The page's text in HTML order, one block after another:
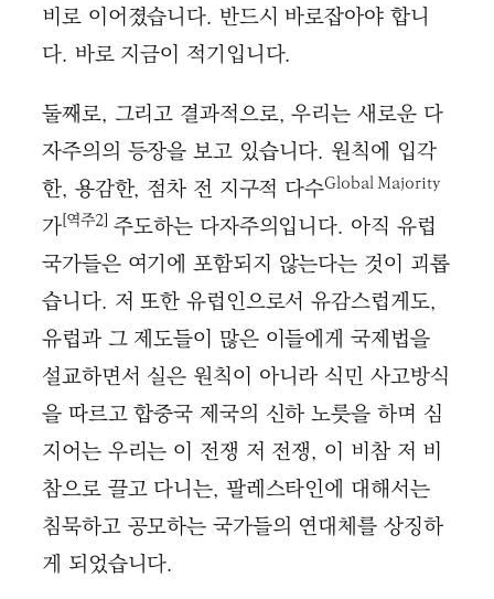
비로 이어졌습니다. 반드시 바로잡아야 합니
다. 바로 지금이 적기입니다.
둘째로, 그리고 결과적으로, 우리는 새로운 다
자주의의 등장을 보고 있습니다. 원칙에 입각
한, 용감한, 점차 전 지구적 다수Global Majority
가[역주2] 주도하는 다자주의입니다. 아직 유럽
국가들은 여기에 포함되지 않는다는 것이 괴롭
습니다. 저 또한 유럽인으로서 유감스럽게도,
유럽과 그 제도들이 많은 이들에게 국제법을
설교하면서 실은 원칙이 아니라 식민 사고방식
을 따르고 합중국 제국의 신하 노릇을 하며 심
지어는 우리는 이 전쟁 저 전쟁, 이 비참 저 비
참으로 끌고 다니는, 팔레스타인에 대해서는
침묵하고 공모하는 국가들의 연대체를 상징하
게 되었습니다.